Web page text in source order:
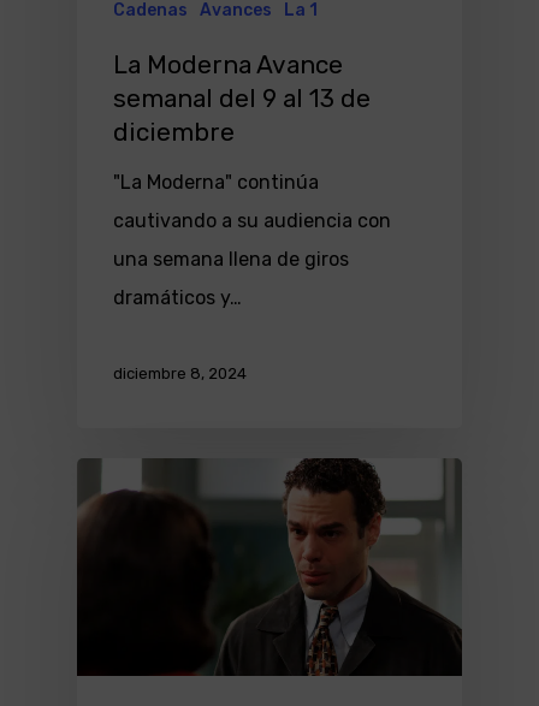
Cadenas Avances La 1
La Moderna Avance
semanal del 9 al 13 de
diciembre
"La Moderna" continúa
cautivando a su audiencia con
una semana llena de giros
dramáticos y…
diciembre 8, 2024